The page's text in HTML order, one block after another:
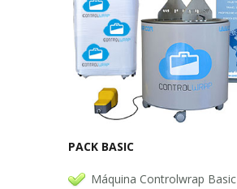
PACK BASIC
Máquina Controlwrap Basic